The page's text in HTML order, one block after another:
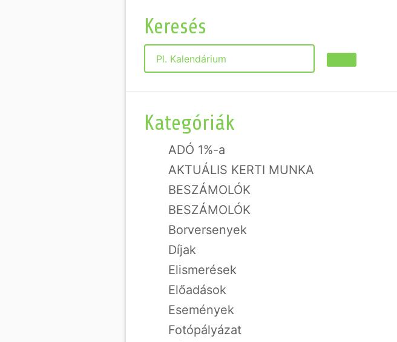
Keresés
Keresés
Kategóriák
ADÓ 1%-a
AKTUÁLIS KERTI MUNKA
BESZÁMOLÓK
BESZÁMOLÓK
Borversenyek
Díjak
Elismerések
Előadások
Események
Fotópályázat